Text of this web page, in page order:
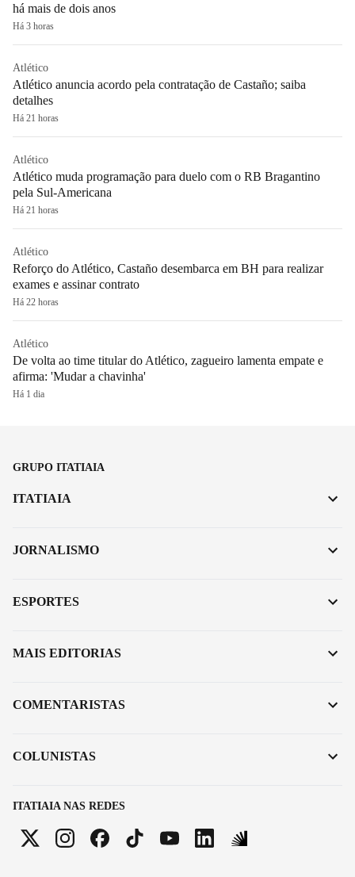
há mais de dois anos
Há 3 horas
Atlético
Atlético anuncia acordo pela contratação de Castaño; saiba
detalhes
Há 21 horas
Atlético
Atlético muda programação para duelo com o RB Bragantino
pela Sul-Americana
Há 21 horas
Atlético
Reforço do Atlético, Castaño desembarca em BH para realizar
exames e assinar contrato
Há 22 horas
Atlético
De volta ao time titular do Atlético, zagueiro lamenta empate e
afirma: 'Mudar a chavinha'
Há 1 dia
GRUPO ITATIAIA
ITATIAIA NAS REDES
ITATIAIA
JORNALISMO
ESPORTES
MAIS EDITORIAS
COMENTARISTAS
COLUNISTAS